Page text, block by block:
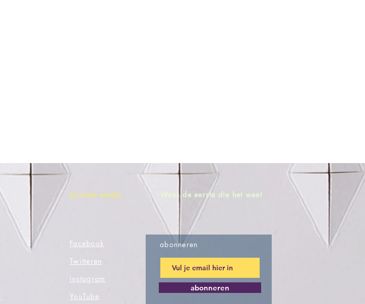
Sociale media Wees de eerste die het weet
Facebook
Twitteren
instagram
YouTube
abonneren
abonneren